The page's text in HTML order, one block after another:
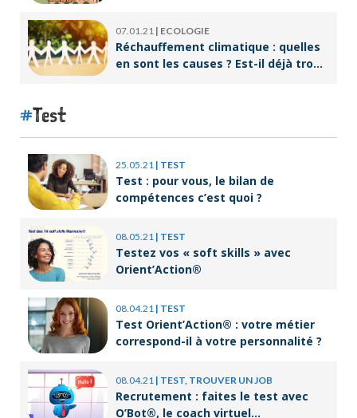
07.01.21 | ECOLOGIE
Réchauffement climatique : quelles
en sont les causes ? Est-il déjà trop
Test
25.05.21 | TEST
Test : pour vous, le bilan de
compétences c’est quoi ?
08.05.21 | TEST
Testez vos « soft skills » avec
Orient’Action®
08.04.21 | TEST
Test Orient’Action® : votre métier
correspond-il à votre personnalité ?
08.04.21 | TEST, TROUVER UN JOB
Recrutement : faites le test avec
O’Bot®, le coach virtuel